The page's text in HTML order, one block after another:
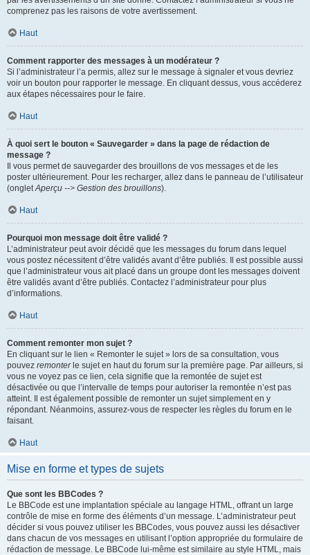
comprenez pas les raisons de votre avertissement.
Haut
Comment rapporter des messages à un modérateur ?
Si l’administrateur l’a permis, allez sur le message à signaler et vous devriez
voir un bouton pour rapporter le message. En cliquant dessus, vous accéderez
aux étapes nécessaires pour le faire.
Haut
À quoi sert le bouton « Sauvegarder » dans la page de rédaction de
message ?
Il vous permet de sauvegarder des brouillons de vos messages et de les
poster ultérieurement. Pour les recharger, allez dans le panneau de l’utilisateur
(ongletAperçu --> Gestion des brouillons).
Haut
Pourquoi mon message doit être validé ?
L’administrateur peut avoir décidé que les messages du forum dans lequel
vous postez nécessitent d’être validés avant d’être publiés. Il est possible aussi
que l’administrateur vous ait placé dans un groupe dont les messages doivent
être validés avant d’être publiés. Contactez l’administrateur pour plus
d’informations.
Haut
Comment remonter mon sujet ?
En cliquant sur le lien « Remonter le sujet » lors de sa consultation, vous
pouvez remonterle sujet en haut du forum sur la première page. Par ailleurs, si
vous ne voyez pas ce lien, cela signifie que la remontée de sujet est
désactivée ou que l’intervalle de temps pour autoriser la remontée n’est pas
atteint. Il est également possible de remonter un sujet simplement en y
répondant. Néanmoins, assurez-vous de respecter les règles du forum en le
faisant.
Haut
Mise en forme et types de sujets
Que sont les BBCodes ?
Le BBCode est une implantation spéciale au langage HTML, offrant un large
contrôle de mise en forme des éléments d’un message. L’administrateur peut
décider si vous pouvez utiliser les BBCodes, vous pouvez aussi les désactiver
dans chacun de vos messages en utilisant l’option appropriée du formulaire de
rédaction de message. Le BBCode lui-même est similaire au style HTML, mais